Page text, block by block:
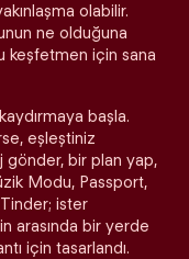
olabilir.
ne olduğuna
keşfetmen için sana
başla.
eşleştiniz
gönder, bir plan yap,
Modu, Passport,
ister
arasında bir yerde
için tasarlandı.